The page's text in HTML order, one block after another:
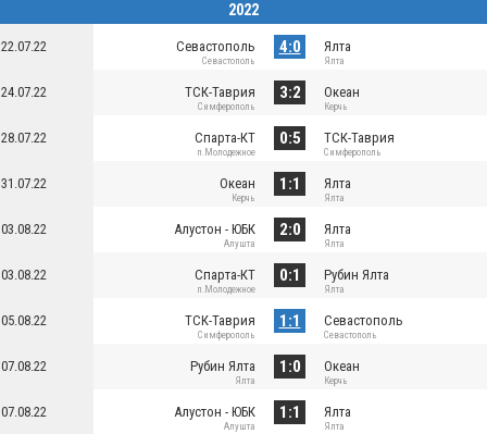
2022
22.07.22 Севастополь
Севастополь
4:0 Ялта
Ялта
24.07.22 ТСК-Таврия
Симферополь
3:2 Океан
Керчь
28.07.22 Спарта-КТ
п.Молодежное
0:5 ТСК-Таврия
Симферополь
31.07.22 Океан
Керчь
1:1 Ялта
Ялта
03.08.22 Алустон - ЮБК
Алушта
2:0 Ялта
Ялта
03.08.22 Спарта-КТ
п.Молодежное
0:1 Рубин Ялта
Ялта
05.08.22 ТСК-Таврия
Симферополь
1:1 Севастополь
Севастополь
07.08.22 Рубин Ялта
Ялта
1:0 Океан
Керчь
07.08.22 Алустон - ЮБК
Алушта
1:1 Ялта
Ялта